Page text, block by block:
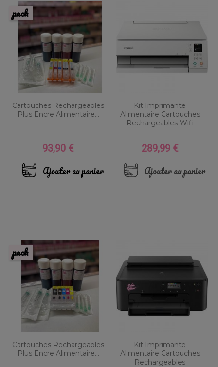
Cartouches Rechargeables
Plus Encre Alimentaire...
Prix
93,90 €
Ajouter au panier
pack
Kit Imprimante
Alimentaire Cartouches
Rechargeables Wifi
Prix
289,99 €
Ajouter au panier
Cartouches Rechargeables
Plus Encre Alimentaire...
pack
Kit Imprimante
Alimentaire Cartouches
Rechargeables